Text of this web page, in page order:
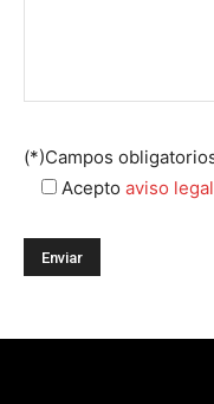
(*)Campos
Acepto aviso legal